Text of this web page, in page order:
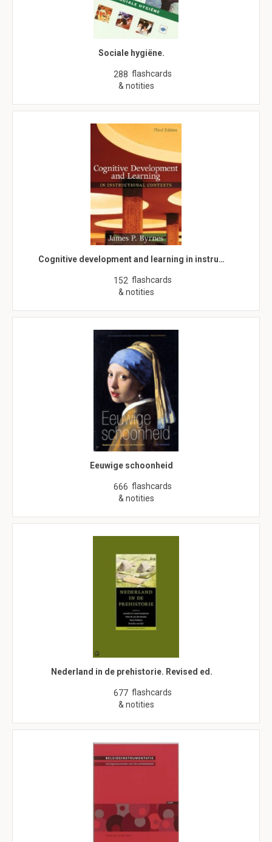
Sociale hygiëne.
288 flashcards
& notities
Cognitive development and learning in instru…
152 flashcards
& notities
Eeuwige schoonheid
666 flashcards
& notities
Nederland in de prehistorie. Revised ed.
677 flashcards
& notities